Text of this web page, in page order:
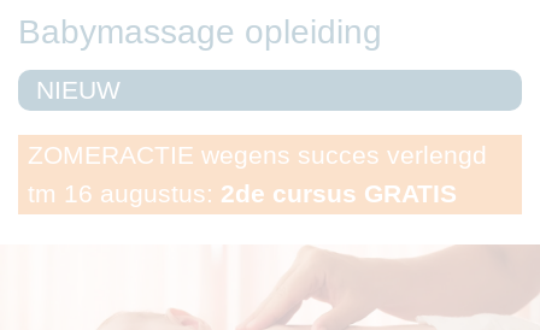
Babymassage opleiding
NIEUW
ZOMERACTIE wegens succes verlengd
tm 16 augustus: 2de cursus GRATIS